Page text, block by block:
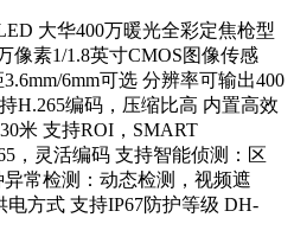
大华400万暖光全彩定焦枪型
像素1/1.8英寸CMOS图像传感
6mm可选 分辨率可输出400
H.265编码，压缩比高 内置高效
米 支持ROI，SMART
，灵活编码 支持智能侦测：区
常检测：动态检测，视频遮
方式 支持IP67防护等级 DH-